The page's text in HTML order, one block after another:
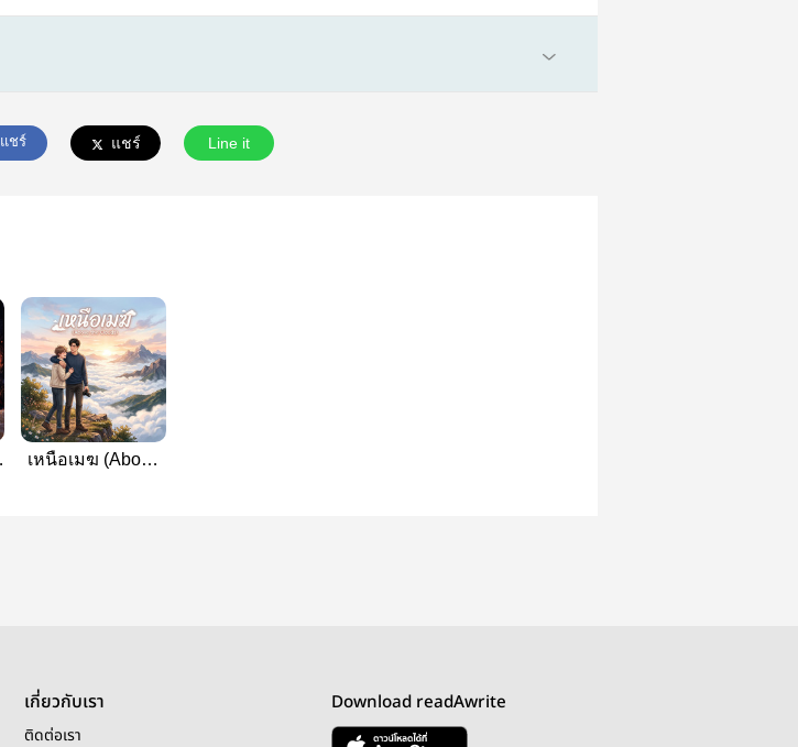
แชร์ แชร์ Line it
เหนือเมฆ (Above
เกี่ยวกับเรา
ติดต่อเรา
Download readAwrite